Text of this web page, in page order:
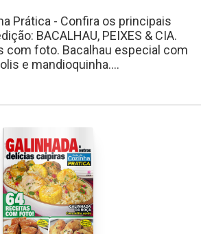
Prática - Confira os principais
BACALHAU, PEIXES & CIA.
com foto. Bacalhau especial com
e mandioquinha....